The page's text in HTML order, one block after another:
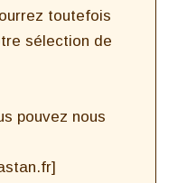
toutefois
sélection de
pouvez nous